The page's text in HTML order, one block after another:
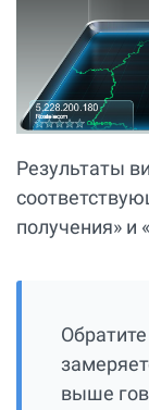
Результаты
получения» и
выше